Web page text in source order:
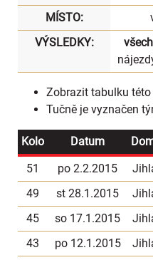
MÍSTO:
VÝSLEDKY:
Zobrazit tabulku této
Tučně je vyznačen
Kolo Datum
51
po 2.2.2015
49
st 28.1.2015
45
so 17.1.2015
43
po 12.1.2015